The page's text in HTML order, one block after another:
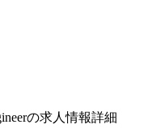
の求人情報詳細